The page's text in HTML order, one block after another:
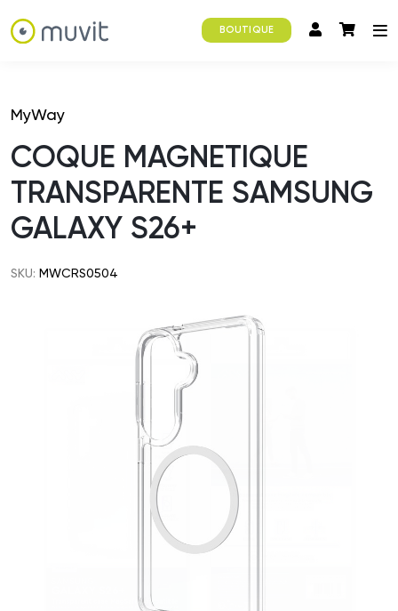
BOUTIQUE
MyWay
COQUE MAGNETIQUE
TRANSPARENTE SAMSUNG
GALAXY S26+
SKU: MWCRS0504